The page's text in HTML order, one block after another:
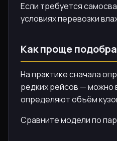
Если требуется
условиях перевозки
Как проще
На практике сначала
редких рейсов — можно
определяют объём
Сравните модели по